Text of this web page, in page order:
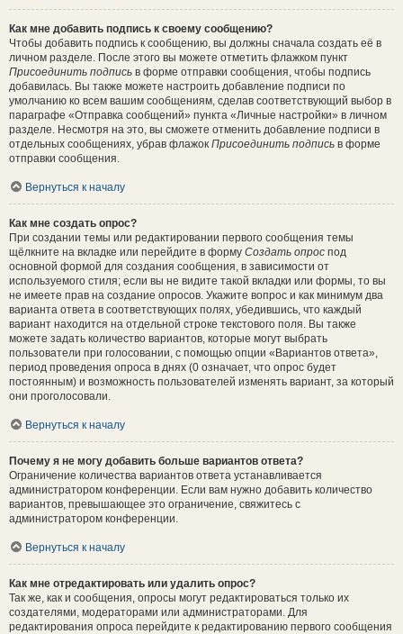
Как мне добавить подпись к своему сообщению?
Чтобы добавить подпись к сообщению, вы должны сначала создать её в
личном разделе. После этого вы можете отметить флажком пункт
Присоединить подпись в форме отправки сообщения, чтобы подпись
добавилась. Вы также можете настроить добавление подписи по
умолчанию ко всем вашим сообщениям, сделав соответствующий выбор в
параграфе «Отправка сообщений» пункта «Личные настройки» в личном
разделе. Несмотря на это, вы сможете отменить добавление подписи в
отдельных сообщениях, убрав флажок Присоединить подпись в форме
отправки сообщения.
Вернуться к началу
Как мне создать опрос?
При создании темы или редактировании первого сообщения темы
щёлкните на вкладке или перейдите в форму Создать опрос под
основной формой для создания сообщения, в зависимости от
используемого стиля; если вы не видите такой вкладки или формы, то вы
не имеете прав на создание опросов. Укажите вопрос и как минимум два
варианта ответа в соответствующих полях, убедившись, что каждый
вариант находится на отдельной строке текстового поля. Вы также
можете задать количество вариантов, которые могут выбрать
пользователи при голосовании, с помощью опции «Вариантов ответа»,
период проведения опроса в днях (0 означает, что опрос будет
постоянным) и возможность пользователей изменять вариант, за который
они проголосовали.
Вернуться к началу
Почему я не могу добавить больше вариантов ответа?
Ограничение количества вариантов ответа устанавливается
администратором конференции. Если вам нужно добавить количество
вариантов, превышающее это ограничение, свяжитесь с
администратором конференции.
Вернуться к началу
Как мне отредактировать или удалить опрос?
Так же, как и сообщения, опросы могут редактироваться только их
создателями, модераторами или администраторами. Для
редактирования опроса перейдите к редактированию первого сообщения